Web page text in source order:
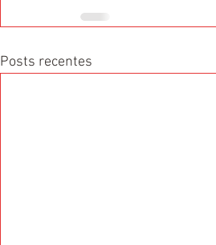
Posts recentes